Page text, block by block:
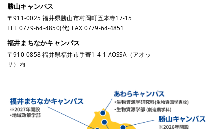
勝山キャンパス
〒911-0025 福井県勝山市村岡町五本寺17-15
TEL 0779-64-4850(代) FAX 0779-64-4851
福井まちなかキャンパス
〒910-0858 福井県福井市手寄1-4-1 AOSSA（アオッ
サ）内